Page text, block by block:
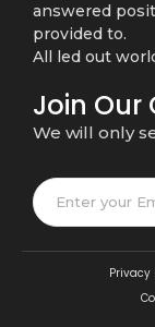
answered
provided to.
All led out
Join
We will only
Privacy